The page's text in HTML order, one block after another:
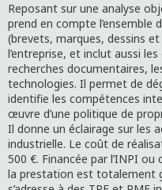
Reposant sur une analyse
prend en compte l’ensemble
(brevets, marques, dessins
l’entreprise, et inclut aussi
recherches documentaires,
technologies. Il permet de
identifie les compétences
œuvre d’une politique de
Il donne un éclairage sur les
industrielle. Le coût de
500 €. Financée par l’INPI
la prestation est totalement